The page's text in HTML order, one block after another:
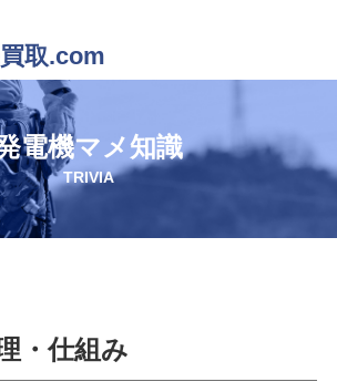
取.com
電機マメ知識
TRIVIA
・仕組み